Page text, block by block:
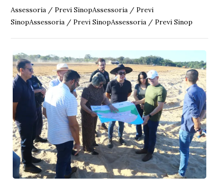
Assessoria / Previ SinopAssessoria / Previ
SinopAssessoria / Previ SinopAssessoria / Previ Sinop